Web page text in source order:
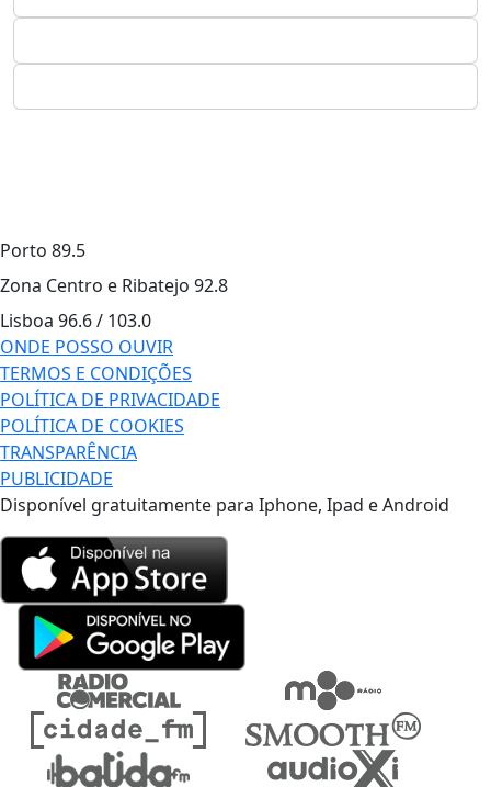
Porto 89.5
Zona Centro e Ribatejo 92.8
Lisboa 96.6 / 103.0
ONDE POSSO OUVIR
TERMOS E CONDIÇÕES
POLÍTICA DE PRIVACIDADE
POLÍTICA DE COOKIES
TRANSPARÊNCIA
PUBLICIDADE
Disponível gratuitamente para Iphone, Ipad e Android